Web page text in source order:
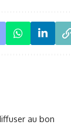
au bon